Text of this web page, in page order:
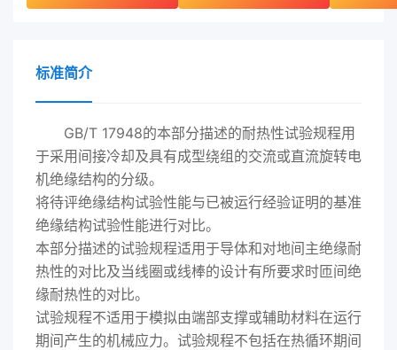
标准简介
GB/T 17948的本部分描述的耐热性试验规程用
于采用间接冷却及具有成型绕组的交流或直流旋转电
机绝缘结构的分级。
将待评绝缘结构试验性能与已被运行经验证明的基准
绝缘结构试验性能进行对比。
本部分描述的试验规程适用于导体和对地间主绝缘耐
热性的对比及当线圈或线棒的设计有所要求时匝间绝
缘耐热性的对比。
试验规程不适用于模拟由端部支撑或辅助材料在运行
期间产生的机械应力。试验规程不包括在热循环期间